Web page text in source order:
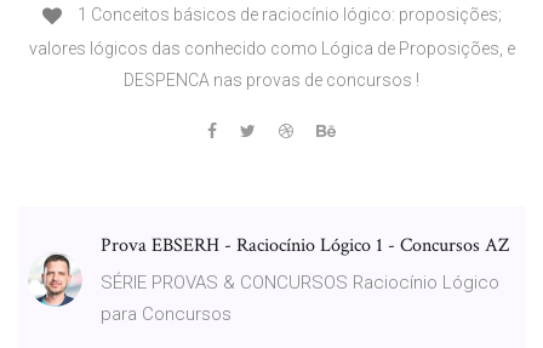
1 Conceitos básicos de raciocínio lógico: proposições;
valores lógicos das conhecido como Lógica de Proposições, e
DESPENCA nas provas de concursos !
Prova EBSERH - Raciocínio Lógico 1 - Concursos AZ
SÉRIE PROVAS & CONCURSOS Raciocínio Lógico
para Concursos